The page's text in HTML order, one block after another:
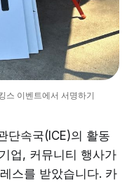
스 이벤트에서 서명하기
단속국(ICE)의 활동
업, 커뮤니티 행사가
스를 받았습니다. 카